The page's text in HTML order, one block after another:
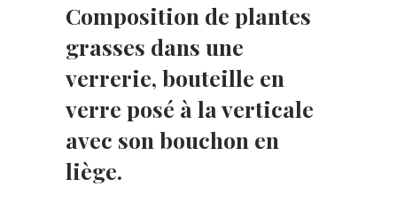
Composition de plantes
grasses dans une
verrerie, bouteille en
verre posé à la verticale
avec son bouchon en
liège.